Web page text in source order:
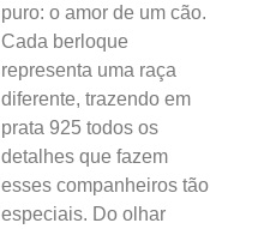
puro: o amor de um cão.
Cada berloque
representa uma raça
diferente, trazendo em
prata 925 todos os
detalhes que fazem
esses companheiros tão
especiais. Do olhar